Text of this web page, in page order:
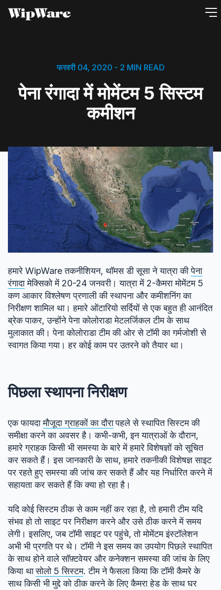
इसे
छोड़कर
फरवरी 04, 2020 - 2 MIN READ
पेना रंगादा में मोमेंटम 5 सिस्टम
कमीशन
हमारे WipWare तकनीशियन, थॉमस डी सूसा ने यात्रा कीपेना
रंगादामेक्सिको में 20-24 जनवरी। यात्रा में 2-कैमरा मोमेंटम 5
कण आकार विश्लेषण प्रणाली की स्थापना और कमीशनिंग का
निरीक्षण शामिल था। हमारे ओंटारियो सर्दियों से एक बहुत ही आनंदित
ब्रेक पाकर, उन्होंने पेना कोलोराडा मेटलर्जिकल टीम के साथ
मुलाकात की। पेना कोलोराडा टीम की ओर से टॉमी का गर्मजोशी से
स्वागत किया गया। हर कोई काम पर उतरने को तैयार था।
पिछला स्थापना निरीक्षण
एक फायदामौजूदा ग्राहकों का दौरापहले से स्थापित सिस्टम की
समीक्षा करने का अवसर है। कभी-कभी, इन यात्राओं के दौरान,
हमारे ग्राहक किसी भी समस्या के बारे में हमारे विशेषज्ञों को सूचित
कर सकते हैं। इस जानकारी के साथ, हमारे तकनीकी विशेषज्ञ साइट
पर रहते हुए समस्या की जांच कर सकते हैं और यह निर्धारित करने में
सहायता कर सकते हैं कि क्या हो रहा है।
यदि कोई सिस्टम ठीक से काम नहीं कर रहा है, तो हमारी टीम यदि
संभव हो तो साइट पर निरीक्षण करने और उसे ठीक करने में समय
लेगी। इसलिए, जब टॉमी साइट पर पहुंचे, तो मोमेंटम इंस्टॉलेशन
अभी भी प्रगति पर थे। टॉमी ने इस समय का उपयोग पिछले स्थापित
के साथ होने वाले सॉफ़्टवेयर और कनेक्शन समस्या की जांच के लिए
किया थासोलो 5 सिस्टम. टीम ने फैसला किया कि टॉमी कैमरे के
साथ किसी भी मुद्दे को ठीक करने के लिए कैमरा हेड के साथ घर